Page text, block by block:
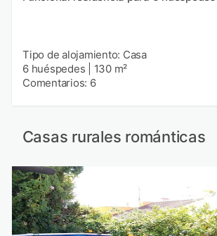
Tipo de alojamiento: Casa
6 huéspedes
130 m²
Comentarios: 6
Casas rurales románticas